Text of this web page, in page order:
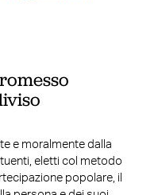
e moralmente dalla
eletti col metodo
popolare, il